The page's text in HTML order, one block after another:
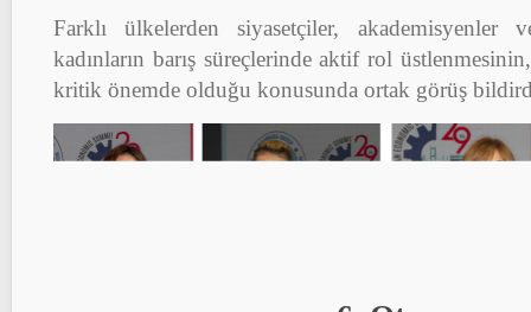
Farklı ülkelerden siyasetçiler, akademisyenler
kadınların barış süreçlerinde aktif rol
kritik önemde olduğu konusunda ortak görüş